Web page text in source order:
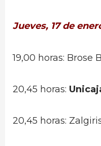
Jueves, 17 de
19,00 horas: Brose
20,45 horas:
20,45 horas: